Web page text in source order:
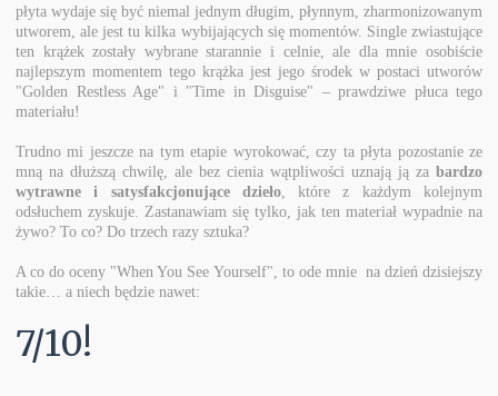
płyta wydaje się być niemal jednym długim, płynnym, zharmonizowanym
utworem, ale jest tu kilka wybijających się momentów. Single zwiastujące
ten krążek zostały wybrane starannie i celnie, ale dla mnie osobiście
najlepszym momentem tego krążka jest jego środek w postaci utworów
"Golden Restless Age" i "Time in Disguise" – prawdziwe płuca tego
materiału!
Trudno mi jeszcze na tym etapie wyrokować, czy ta płyta pozostanie ze
mną na dłuższą chwilę, ale bez cienia wątpliwości uznają ją za bardzo
wytrawne i satysfakcjonujące dzieło, które z każdym kolejnym
odsłuchem zyskuje. Zastanawiam się tylko, jak ten materiał wypadnie na
żywo? To co? Do trzech razy sztuka?
A co do oceny "When You See Yourself", to ode mnie na dzień dzisiejszy
takie… a niech będzie nawet:
7/10!